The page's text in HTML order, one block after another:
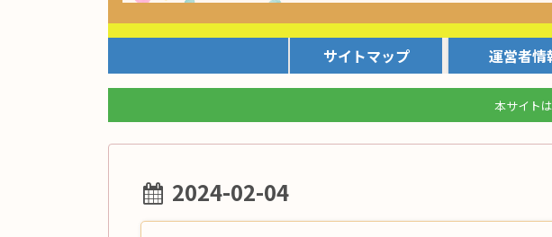
サイトマップ 運営者情
本サイト
2024-02-04